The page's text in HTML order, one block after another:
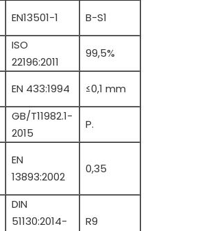
EN13501-1 B-S1
ISO
22196:2011
99,5%
EN 433:1994
≤0,1 mm
GB/T11982.1-
2015
P.
EN
13893:2002
0,35
DIN
51130:2014-
R9